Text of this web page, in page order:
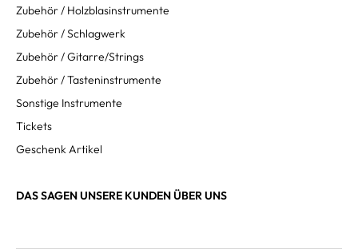
Zubehör / Holzblasinstrumente
Zubehör / Schlagwerk
Zubehör / Gitarre/Strings
Zubehör / Tasteninstrumente
Sonstige Instrumente
Tickets
Geschenk Artikel
DAS SAGEN UNSERE KUNDEN ÜBER UNS